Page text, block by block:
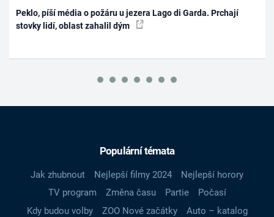
Peklo, píší média o požáru u jezera Lago di Garda. Prchají
stovky lidí, oblast zahalil dým
Populární témata
Jak zhubnout Nejlepší filmy 2024
Nejlepší horory
TV program
Změna času Partie
Počasí
Kdy budou volby
ZOO Nové začátky
Auto – katalog